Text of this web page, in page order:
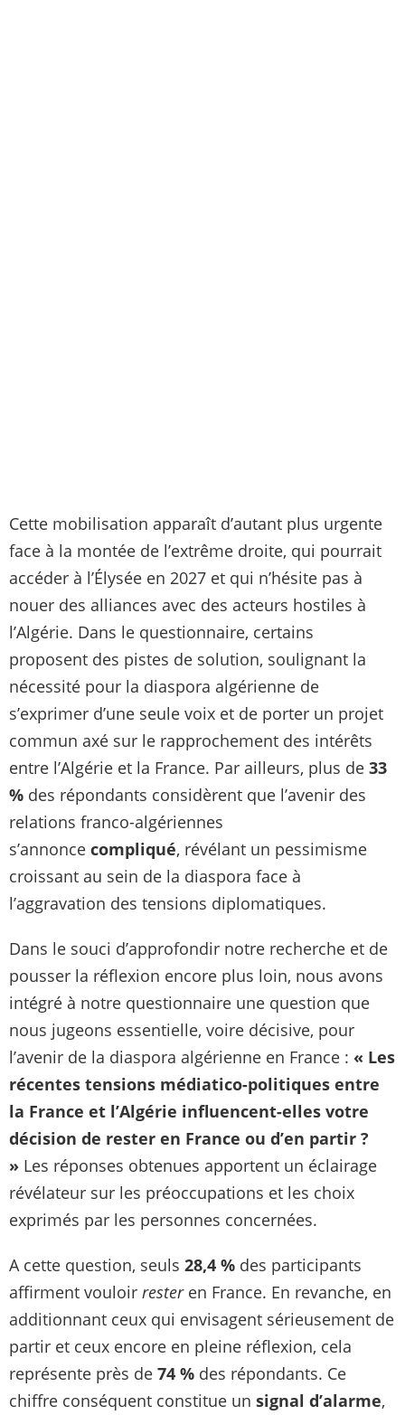
Cette mobilisation apparaît d’autant plus urgente
face à la montée de l’extrême droite, qui pourrait
accéder à l’Élysée en 2027 et qui n’hésite pas à
nouer des alliances avec des acteurs hostiles à
l’Algérie. Dans le questionnaire, certains
proposent des pistes de solution, soulignant la
nécessité pour la diaspora algérienne de
s’exprimer d’une seule voix et de porter un projet
commun axé sur le rapprochement des intérêts
entre l’Algérie et la France. Par ailleurs, plus de 33
% des répondants considèrent que l’avenir des
relations franco-algériennes
s’annonce compliqué, révélant un pessimisme
croissant au sein de la diaspora face à
l’aggravation des tensions diplomatiques.
Dans le souci d’approfondir notre recherche et de
pousser la réflexion encore plus loin, nous avons
intégré à notre questionnaire une question que
nous jugeons essentielle, voire décisive, pour
l’avenir de la diaspora algérienne en France : « Les
récentes tensions médiatico-politiques entre
la France et l’Algérie influencent-elles votre
décision de rester en France ou d’en partir ?
» Les réponses obtenues apportent un éclairage
révélateur sur les préoccupations et les choix
exprimés par les personnes concernées.
A cette question, seuls 28,4 % des participants
affirment vouloir resteren France. En revanche, en
additionnant ceux qui envisagent sérieusement de
partir et ceux encore en pleine réflexion, cela
représente près de 74 % des répondants. Ce
chiffre conséquent constitue un signal d’alarme,